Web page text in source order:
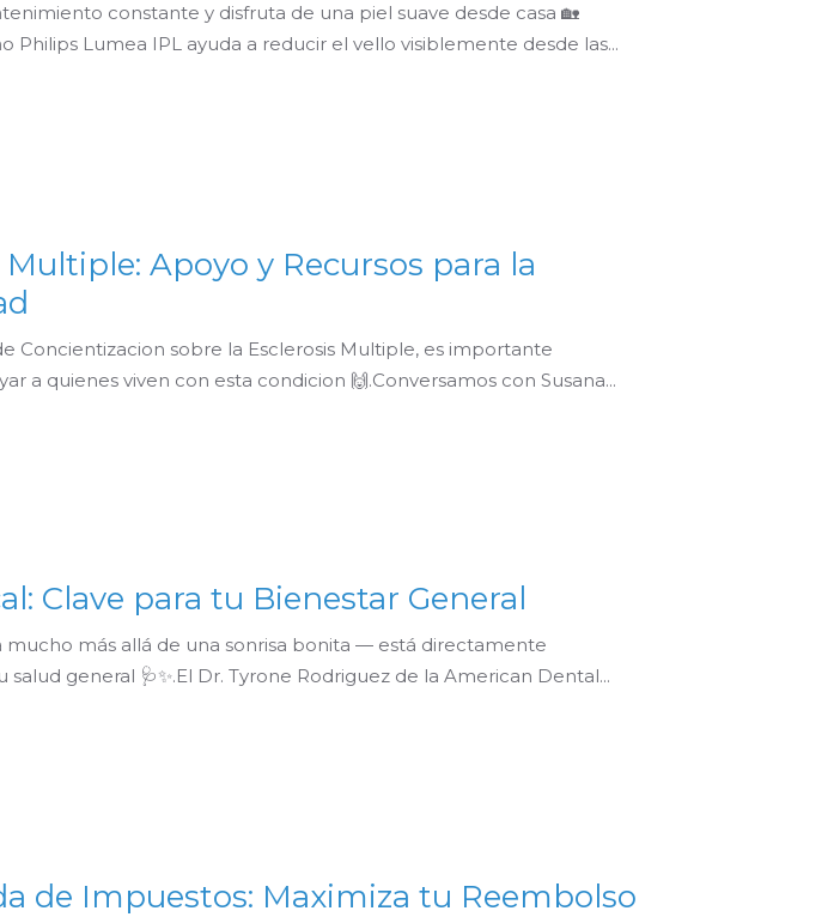
constante y disfruta de una piel suave desde casa 🏡
Philips Lumea IPL ayuda a reducir el vello visiblemente desde las...
Multiple: Apoyo y Recursos para la
Concientizacion sobre la Esclerosis Multiple, es importante
a quienes viven con esta condicion 🙌.Conversamos con Susana...
Clave para tu Bienestar General
mucho más allá de una sonrisa bonita — está directamente
general 🩺✨.El Dr. Tyrone Rodriguez de la American Dental...
de Impuestos: Maximiza tu Reembolso